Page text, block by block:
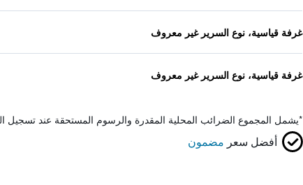
غرفة قياسية، نوع السرير غير معروف
غرفة قياسية، نوع السرير غير معروف
*يشمل المجموع الضرائب المحلية المقدرة والرسوم المستحقة عند تسجيل
أفضل سعر مضمون